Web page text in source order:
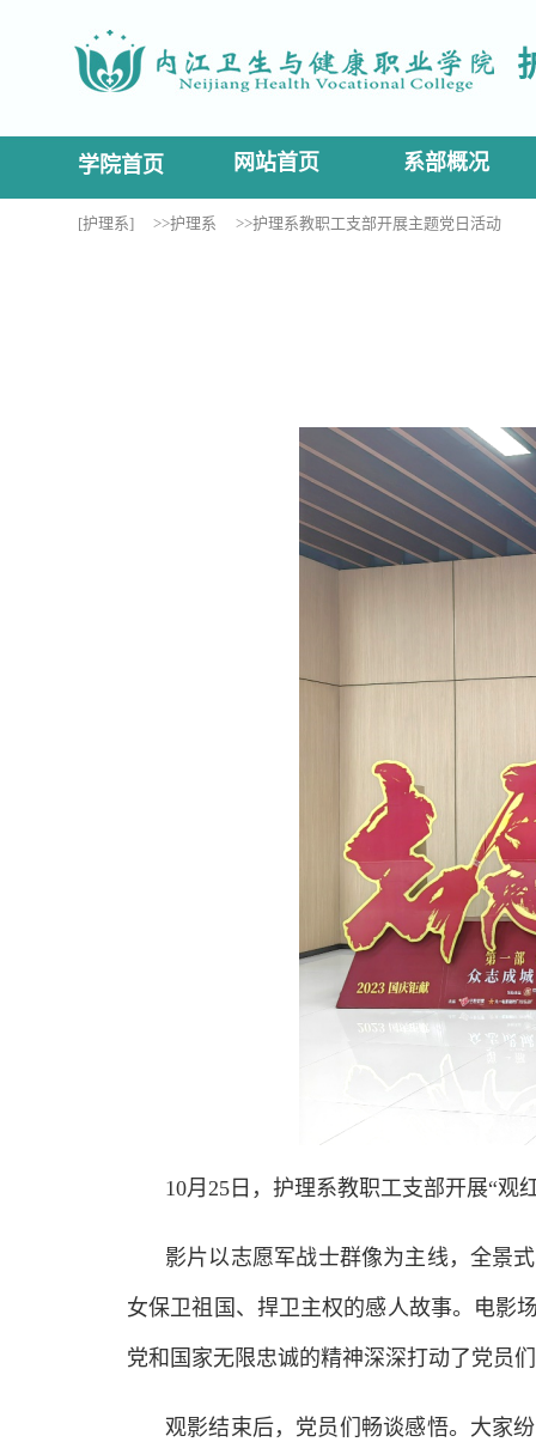
网站首页 系部概况
学院首页
[护理系] >>护理系 >>护理系教职工支部开展主题党日活动
10月25日，护理系教职工支部开展“
影片以志愿军战士群像为主线，全景
女保卫祖国、捍卫主权的感人故事。电影
党和国家无限忠诚的精神深深打动了党员
观影结束后，党员们畅谈感悟。大家